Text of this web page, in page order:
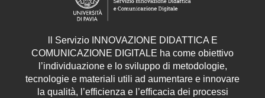
Servizio INNOVAZIONE DIDATTICA E
COMUNICAZIONE DIGITALE ha come obiettivo
l’individuazione e lo sviluppo di metodologie,
tecnologie e materiali utili ad aumentare e innovare
la qualità, l’efficienza e l’efficacia dei processi